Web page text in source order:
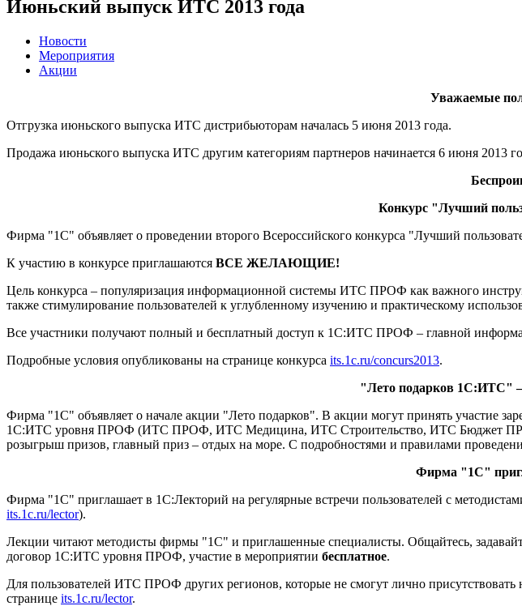
Июньский выпуск ИТС 2013 года
Новости
Мероприятия
Акции
Уважаемые
Отгрузка июньского выпуска ИТС дистрибьюторам началась 5 июня 2013 года.
Продажа июньского выпуска ИТС другим категориям партнеров начинается 6 июня 2013
Конкурс "Лучший
Фирма "1С" объявляет о проведении второго Всероссийского конкурса "Лучший
К участию в конкурсе приглашаются ВСЕ ЖЕЛАЮЩИЕ!
Цель конкурса – популяризация информационной системы ИТС ПРОФ как важного
также стимулирование пользователей к углубленному изучению и практическому
Все участники получают полный и бесплатный доступ к 1С:ИТС ПРОФ – главной
Подробные условия опубликованы на странице конкурса its.1c.ru/concurs2013.
"Лето подарков 1С:ИТС"
Фирма "1С" объявляет о начале акции "Лето подарков". В акции могут принять участие
1С:ИТС уровня ПРОФ (ИТС ПРОФ, ИТС Медицина, ИТС Строительство, ИТС Бюджет
розыгрыш призов, главный приз – отдых на море. С подробностями и правилами
Фирма "1С"
Фирма "1С" приглашает в 1С:Лекторий на регулярные встречи пользователей с
its.1c.ru/lector).
Лекции читают методисты фирмы "1С" и приглашенные специалисты. Общайтесь,
договор 1С:ИТС уровня ПРОФ, участие в мероприятии бесплатное.
Для пользователей ИТС ПРОФ других регионов, которые не смогут лично присутствовать
странице its.1c.ru/lector.